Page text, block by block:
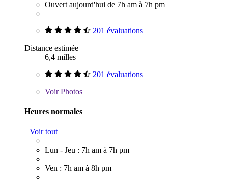
Ouvert aujourd'hui de 7h am à 7h pm
201 évaluations
Distance estimée
6,4 milles
201 évaluations
VoirPhotos
Heures normales
Voir tout
Lun - Jeu : 7h am à 7h pm
Ven : 7h am à 8h pm